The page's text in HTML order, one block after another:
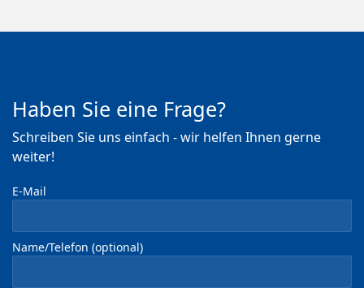
Haben Sie eine Frage?
Schreiben Sie uns einfach - wir helfen Ihnen gerne
weiter!
E-Mail
Name/Telefon (optional)